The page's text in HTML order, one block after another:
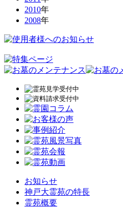
2010年
2008年
お知らせ
神戸大霊苑の特長
霊苑概要